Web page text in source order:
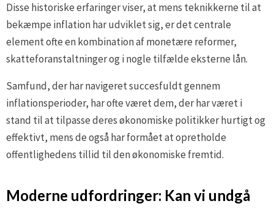
Disse historiske erfaringer viser, at mens teknikkerne til at
bekæmpe inflation har udviklet sig, er det centrale
element ofte en kombination af monetære reformer,
skatteforanstaltninger og i nogle tilfælde eksterne lån.
Samfund, der har navigeret succesfuldt gennem
inflationsperioder, har ofte været dem, der har været i
stand til at tilpasse deres økonomiske politikker hurtigt og
effektivt, mens de også har formået at opretholde
offentlighedens tillid til den økonomiske fremtid.
Moderne udfordringer: Kan vi undgå